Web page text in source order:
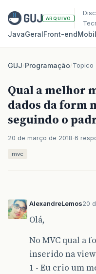
ARQUIVO
JavaGeralFront‑end
GUJ/Programação/Topico
Qual a melhor
dados da form
seguindo o
20 de março de 2018 6
mvc
AlexandreLemos20
Olá,
No MVC qual a
inserido na
1 - Eu crio um